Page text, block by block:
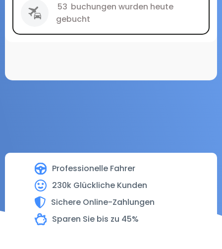
Professionelle Fahrer
230k Glückliche Kunden
Sichere Online-Zahlungen
Sparen Sie bis zu 45%
53 buchungen wurden heute
gebucht